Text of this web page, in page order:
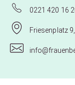
0221 420 16
Friesenplatz